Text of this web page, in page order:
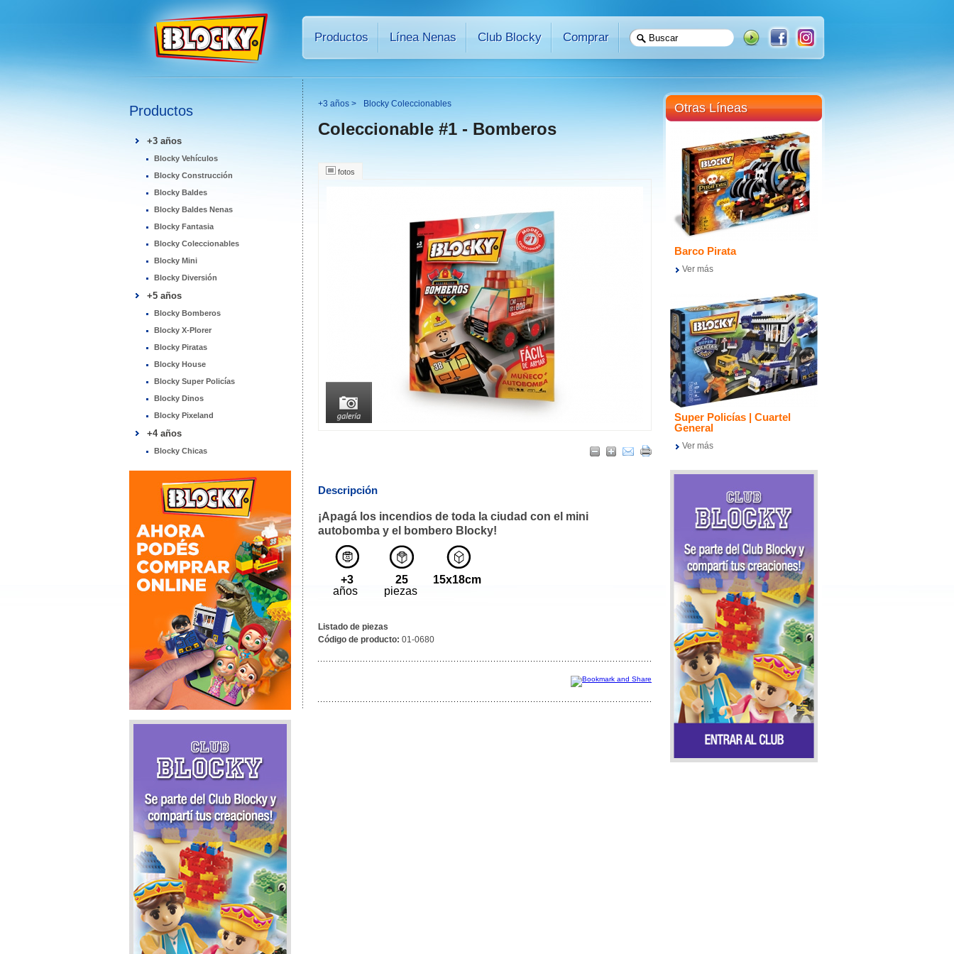
Productos Línea Nenas Club Blocky Comprar
Productos
+3 años
Blocky Vehículos
Blocky Construcción
Blocky Baldes
Blocky Baldes Nenas
Blocky Fantasia
Blocky Coleccionables
Blocky Mini
Blocky Diversión
+5 años
Blocky Bomberos
Blocky X-Plorer
Blocky Piratas
Blocky House
Blocky Super Policías
Blocky Dinos
Blocky Pixeland
+4 años
Blocky Chicas
+3 años > Blocky Coleccionables
Coleccionable #1 - Bomberos
fotos
Descripción
¡Apagá los incendios de toda la ciudad con el mini
autobomba y el bombero Blocky!
+3
años
25
piezas
15x18cm
Listado de piezas
Código de producto: 01-0680
Otras Líneas
Barco Pirata
Ver más
Super Policías | Cuartel
General
Ver más